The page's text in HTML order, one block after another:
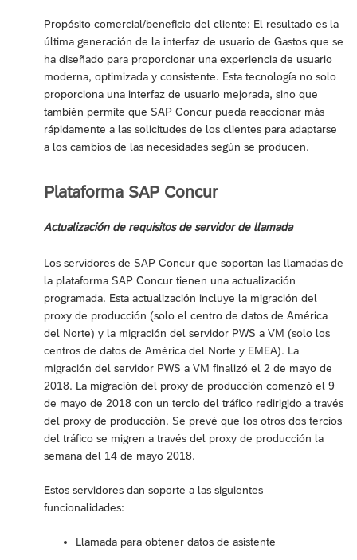
Propósito comercial/beneficio del cliente: El resultado es la
última generación de la interfaz de usuario de Gastos que se
ha diseñado para proporcionar una experiencia de usuario
moderna, optimizada y consistente. Esta tecnología no solo
proporciona una interfaz de usuario mejorada, sino que
también permite que SAP Concur pueda reaccionar más
rápidamente a las solicitudes de los clientes para adaptarse
a los cambios de las necesidades según se producen.
Plataforma SAP Concur
Actualización de requisitos de servidor de llamada
Los servidores de SAP Concur que soportan las llamadas de
la plataforma SAP Concur tienen una actualización
programada. Esta actualización incluye la migración del
proxy de producción (solo el centro de datos de América
del Norte) y la migración del servidor PWS a VM (solo los
centros de datos de América del Norte y EMEA). La
migración del servidor PWS a VM finalizó el 2 de mayo de
2018. La migración del proxy de producción comenzó el 9
de mayo de 2018 con un tercio del tráfico redirigido a través
del proxy de producción. Se prevé que los otros dos tercios
del tráfico se migren a través del proxy de producción la
semana del 14 de mayo 2018.
Estos servidores dan soporte a las siguientes
funcionalidades:
Llamada para obtener datos de asistente